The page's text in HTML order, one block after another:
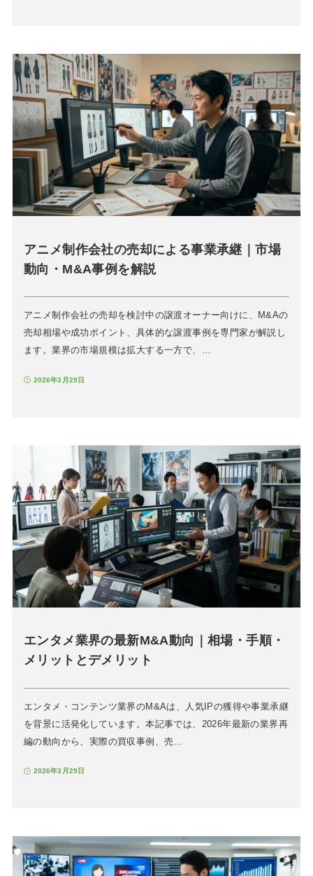
アニメ制作会社の売却による事業承継｜市場
動向・M&A事例を解説
アニメ制作会社の売却を検討中の譲渡オーナー向けに、M&Aの
売却相場や成功ポイント、具体的な譲渡事例を専門家が解説し
ます。業界の市場規模は拡大する一方で、…
2026年3月29日
エンタメ業界の最新M&A動向｜相場・手順・
メリットとデメリット
エンタメ・コンテンツ業界のM&Aは、人気IPの獲得や事業承継
を背景に活発化しています。本記事では、2026年最新の業界再
編の動向から、実際の買収事例、売…
2026年3月29日